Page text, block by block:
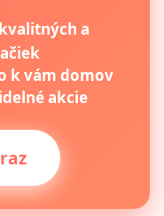
a
k vám domov
akcie